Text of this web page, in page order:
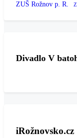
ZUŠ Rožnov p. R.
Divadlo V
iRožnovsko.cz